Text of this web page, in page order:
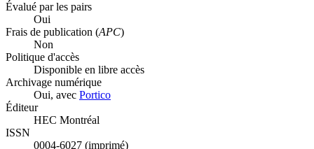
Évalué par les pairs
Oui
Frais de publication (APC)
Non
Politique d'accès
Disponible en libre accès
Archivage numérique
Oui, avec Portico
Éditeur
HEC Montréal
ISSN
0004-6027 (imprimé)